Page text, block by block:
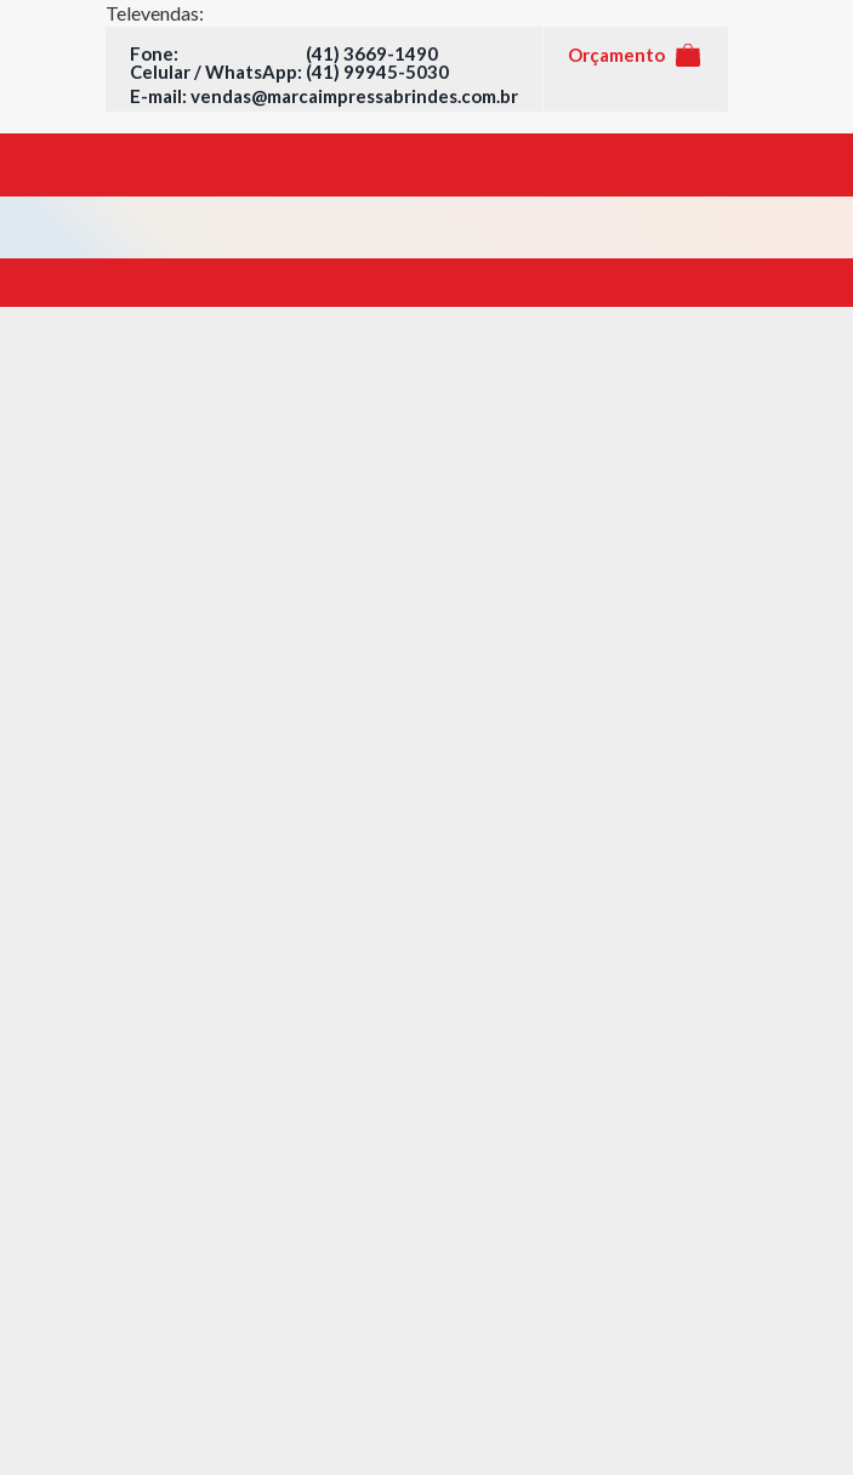
Televendas:
Fone: (41) 3669-1490
Celular / WhatsApp: (41) 99945-5030
E-mail: vendas@marcaimpressabrindes.com.br
Orçamento